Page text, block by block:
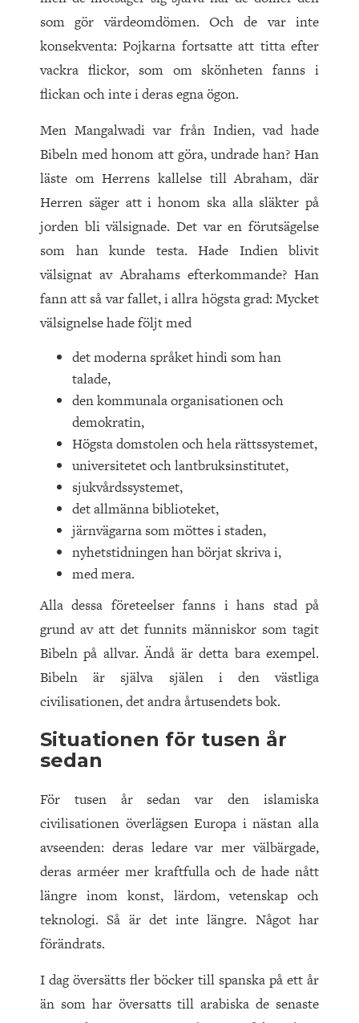
som gör värdeomdömen. Och de var inte
konsekventa: Pojkarna fortsatte att titta efter
vackra flickor, som om skönheten fanns i
flickan och inte i deras egna ögon.
Men Mangalwadi var från Indien, vad hade
Bibeln med honom att göra, undrade han? Han
läste om Herrens kallelse till Abraham, där
Herren säger att i honom ska alla släkter på
jorden bli välsignade. Det var en förutsägelse
som han kunde testa. Hade Indien blivit
välsignat av Abrahams efterkommande? Han
fann att så var fallet, i allra högsta grad: Mycket
välsignelse hade följt med
det moderna språket hindi som han
talade,
den kommunala organisationen och
demokratin,
Högsta domstolen och hela rättssystemet,
universitetet och lantbruksinstitutet,
sjukvårdssystemet,
det allmänna biblioteket,
järnvägarna som möttes i staden,
nyhetstidningen han börjat skriva i,
med mera.
Alla dessa företeelser fanns i hans stad på
grund av att det funnits människor som tagit
Bibeln på allvar. Ändå är detta bara exempel.
Bibeln är själva själen i den västliga
civilisationen, det andra årtusendets bok.
Situationen för tusen år
sedan
För tusen år sedan var den islamiska
civilisationen överlägsen Europa i nästan alla
avseenden: deras ledare var mer välbärgade,
deras arméer mer kraftfulla och de hade nått
längre inom konst, lärdom, vetenskap och
teknologi. Så är det inte längre. Något har
förändrats.
I dag översätts fler böcker till spanska på ett år
än som har översatts till arabiska de senaste